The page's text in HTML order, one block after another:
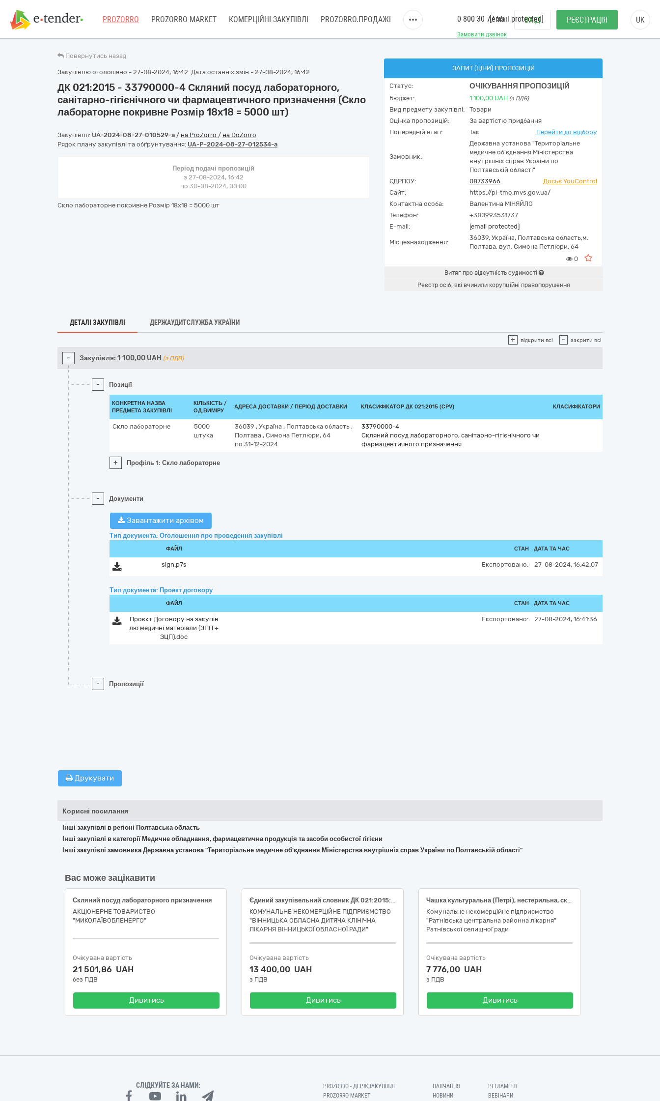
PROZORRO PROZORRO MARKET КОМЕРЦІЙНІ ЗАКУПІВЛІ PROZORRO.ПРОДАЖІ
Замовити дзвінок
0 800 30 77 55[email protected]
ВХІД РЕЄСТРАЦІЯ UK
Повернутись назад
Закупівлю оголошено - 27-08-2024, 16:42. Дата останніх змін - 27-08-2024, 16:42
ДК 021:2015 - 33790000-4 Скляний посуд лабораторного,
санітарно-гігієнічного чи фармацевтичного призначення (Скло
лабораторне покривне Розмір 18x18 = 5000 шт)
Закупівля: UA-2024-08-27-010529-a / на ProZorro / на DoZorro
Рядок плану закупівлі та обґрунтування: UA-P-2024-08-27-012534-a
Період подачі пропозицій
з 27-08-2024, 16:42
по 30-08-2024, 00:00
Скло лабораторне покривне Розмір 18x18 = 5000 шт
ЗАПИТ (ЦІНИ) ПРОПОЗИЦІЙ
Статус: ОЧІКУВАННЯ ПРОПОЗИЦІЙ
Бюджет: 1 100,00 UAH (з ПДВ)
Вид предмету закупівлі:
Товари
Оцінка пропозицій:
За вартістю придбання
Попередній етап:
Так Перейти до відбору
Замовник:
Державна установа "Територіальне
медичне об'єднання Міністерства
внутрішніх справ України по
Полтавській області"
ЄДРПОУ:
08733966
Досьє YouControl
Сайт:
https://pl-tmo.mvs.gov.ua/
Контактна особа:
Валентина МІНЯЙЛО
Телефон:
+380993531737
E-mail:
[email protected]
Місцезнаходження:
36039, Україна, Полтавська область,м.
Полтава, вул. Симона Петлюри, 64
0
Витяг про відсутність судимості
Реєстр осіб, які вчинили корупційні правопорушення
ДЕТАЛІ ЗАКУПІВЛІ ДЕРЖАУДИТСЛУЖБА УКРАЇНИ
+ відкрити всі - закрити всі
- Закупівля: 1 100,00 UAH (з ПДВ)
- Позиції
КОНКРЕТНА НАЗВА
ПРЕДМЕТА ЗАКУПІВЛІ
КІЛЬКІСТЬ /
ОД.ВИМІРУ
АДРЕСА ДОСТАВКИ / ПЕРІОД ДОСТАВКИ КЛАСИФІКАТОР ДК 021:2015 (CPV) КЛАСИФІКАТОРИ
Скло лабораторне
5000
штука
36039 , Україна , Полтавська область ,
Полтава , Симона Петлюри, 64
по 31-12-2024
33790000-4
Скляний посуд лабораторного, санітарно-гігієнічного чи
фармацевтичного призначення
+ Профіль 1: Скло лабораторне
- Документи
Завантажити архівом
Тип документа: Оголошення про проведення закупівлі
ФАЙЛ СТАН ДАТА ТА ЧАС
sign.p7s Експортовано: 27-08-2024, 16:42:07
Тип документа: Проект договору
ФАЙЛ СТАН ДАТА ТА ЧАС
Проєкт Договору на закупів
лю медичні матеріали (ЗПП +
ЗЦП).doc
Експортовано: 27-08-2024, 16:41:36
- Пропозиції
Друкувати
Корисні посилання
Інші закупівлі в регіоні Полтавська область
Інші закупівлі в категорії Медичне обладнання, фармацевтична продукція та засоби особистої гігієни
Інші закупівлі замовника Державна установа "Територіальне медичне об'єднання Міністерства внутрішніх справ України по Полтавській області"
Вас може зацікавити
Скляний посуд лабораторного призначення
АКЦІОНЕРНЕ ТОВАРИСТВО
"МИКОЛАЇВОБЛЕНЕРГО"
Очікувана вартість
21 501,86 UAH
без ПДВ
Дивитись
Єдиний закупівельний словник ДК 021:2015: 33790000-4 - Скляний посуд лабораторного, санітарно-гігієнічного чи фармацевтичного призначення: (Йорж лабораторний діаметром 17 мм (НК024:2023 31188 - Щітка для миття посуду адаптаційна); Мікропіпетка до ШОЕ-метра (Панченкова) (НК024:2023 43375 - Піпетка з ручним заповненням); Пластини з групування крові з ПС, 10 лунок, 160 x 40 x 4,3 mm (мм) (пак. 10 шт) Aptaca S.p.A. (НК024:2023 61296 - Мікропланшет IVD (діагностика in vitro); Циліндр мірний Labexpert 3-50-2,вик. 3, з носиком на пластиковій основі (НК024:2023 35413 - Загальна лабораторна тара багаторазового використання )).
КОМУНАЛЬНЕ НЕКОМЕРЦІЙНЕ ПІДПРИЄМСТВО
"ВІННИЦЬКА ОБЛАСНА ДИТЯЧА КЛІНІЧНА
ЛІКАРНЯ ВІННИЦЬКОЇ ОБЛАСНОЇ РАДИ"
Очікувана вартість
13 400,00 UAH
з ПДВ
Дивитись
Чашка культуральна (Петрі), нестерильна, скляна, D100 мм, H20 мм, з кришкою, без вентиляції, №36
Комунальне некомерційне підприємство
"Ратнівська центральна районна лікарня"
Ратнівської селищної ради
Очікувана вартість
7 776,00 UAH
з ПДВ
Дивитись
СЛІДКУЙТЕ ЗА НАМИ:
PROZORRO - ДЕРЖЗАКУПІВЛІ
PROZORRO MARKET
НАВЧАННЯ
НОВИНИ
РЕГЛАМЕНТ
ВЕБІНАРИ